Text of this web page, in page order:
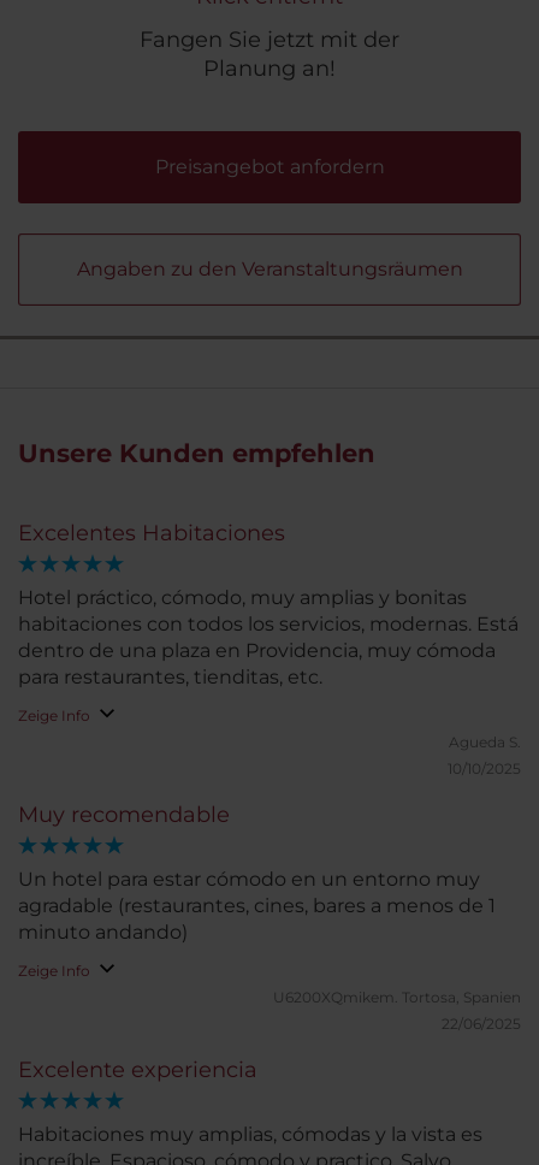
Fangen Sie jetzt mit der
Planung an!
Preisangebot anfordern
Angaben zu den Veranstaltungsräumen
Unsere Kunden empfehlen
Excelentes Habitaciones
Hotel práctico, cómodo, muy amplias y bonitas
habitaciones con todos los servicios, modernas. Está
dentro de una plaza en Providencia, muy cómoda
para restaurantes, tienditas, etc.
Zeige Info
Agueda S.
10/10/2025
Muy recomendable
Un hotel para estar cómodo en un entorno muy
agradable (restaurantes, cines, bares a menos de 1
minuto andando)
Zeige Info
U6200XQmikem. Tortosa, Spanien
22/06/2025
Excelente experiencia
Habitaciones muy amplias, cómodas y la vista es